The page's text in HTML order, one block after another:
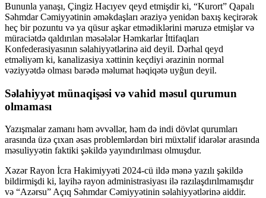
Bununla yanaşı, Çingiz Hacıyev qeyd etmişdir ki, “Kurort” Qapalı
Səhmdar Cəmiyyətinin əməkdaşları əraziyə yenidən baxış keçirərək
heç bir pozuntu və ya qüsur aşkar etmədiklərini məruzə etmişlər və
müraciətdə qaldırılan məsələlər Həmkarlar İttifaqları
Konfederasiyasının səlahiyyətlərinə aid deyil. Dərhal qeyd
etməliyəm ki, kanalizasiya xəttinin keçdiyi ərazinin normal
vəziyyətdə olması barədə məlumat həqiqətə uyğun deyil.
Səlahiyyət münaqişəsi və vahid məsul qurumun
olmaması
Yazışmalar zamanı həm əvvəllər, həm də indi dövlət qurumları
arasında üzə çıxan əsas problemlərdən biri müxtəlif idarələr arasında
məsuliyyətin faktiki şəkildə yayındırılması olmuşdur.
Xəzər Rayon İcra Hakimiyyəti 2024-cü ildə mənə yazılı şəkildə
bildirmişdi ki, layihə rayon administrasiyası ilə razılaşdırılmamışdır
və “Azərsu” Açıq Səhmdar Cəmiyyətinin səlahiyyətlərinə aiddir.